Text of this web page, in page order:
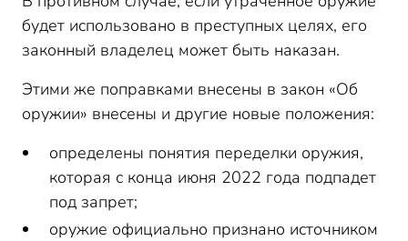
будет использовано в преступных целях, его
законный владелец может быть наказан.
Этими же поправками внесены в закон «Об
оружии» внесены и другие новые положения:
определены понятия переделки оружия,
которая с конца июня 2022 года подпадет
под запрет;
оружие официально признано источником